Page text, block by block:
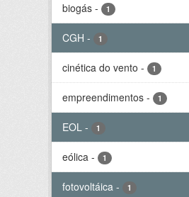
biogás - 1
CGH - 1
cinética do vento - 1
empreendimentos - 1
EOL - 1
eólica - 1
fotovoltáica - 1